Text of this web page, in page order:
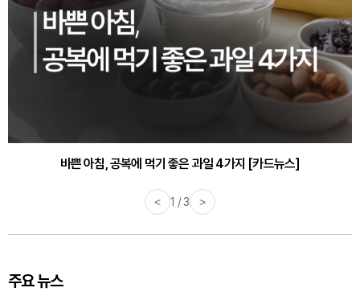
바쁜 아침, 공복에 먹기 좋은 과일 4가지 [카드뉴스]
< 1 / 3 >
주요 뉴스